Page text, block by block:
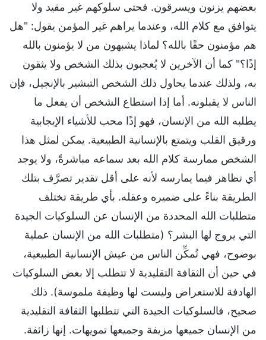
بعضهم يزنون ويسرقون. فحتى سلوكهم غير مقيد ولا
يتوافق مع كلام الله، وعندما يراهم غير المؤمن يقول: "هل
هم مؤمنون حقًا بالله؟ لماذا يشبهون من لا يؤمنون بالله
إذًا؟" كما أن الآخرين لا يُعجبون بذلك الشخص ولا يثقون
به، ولذلك عندما يحاول ذلك الشخص التبشير بالإنجيل، فإن
الناس لا يقبلونه. أما إذا استطاع الشخص أن يفعل ما
يطلبه الله من الإنسان، فهو إذًا محب للأشياء الإيجابية
ورقيق القلب ويتمتع بالإنسانية الطبيعية. يمكن لمثل هذا
الشخص ممارسة كلام الله بعد سماعه مباشرةً، ولا يوجد
أي تظاهر فيما يمارسه لأنه على أقل تقدير تصرَّف بتلك
الطريقة بناءً على ضميره وعقله. بأي طريقة تختلف
متطلبات الله المحددة من الإنسان عن السلوكيات الجيدة
التي يروج لها البشر؟ (متطلبات الله من الإنسان عملية
بوضوح، فهي تُمكِّن الناس من عيش الإنسانية الطبيعية،
في حين أن الثقافة التقليدية لا تتطلب إلا بعض السلوكيات
الهادفة للاستعراض وليست لها وظيفة ملموسة). ذلك
صحيح، فالسلوكيات الجيدة التي تتطلبها الثقافة التقليدية
من الإنسان جميعها مزيفة وجميعها تمويهات. إنها زائفة.